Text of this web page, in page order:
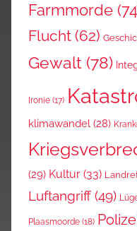
Farmmorde
Flucht (62)
Gewalt (78)
Ironie (17)
klimawandel (28)
(29) Kultur (33)
Luftangriff (49)
Plaasmoorde (18)